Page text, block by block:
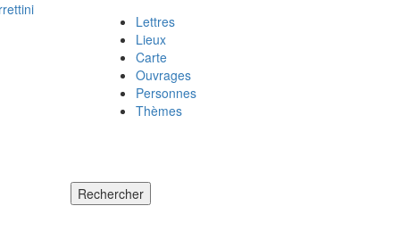
Lettres
Lieux
Carte
Ouvrages
Personnes
Thèmes
Rechercher